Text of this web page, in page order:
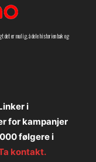
det er mulig, å dele historien bak og
i
for kampanjer
følgere i
kontakt.